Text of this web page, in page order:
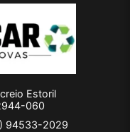
Estoril
060
94533-2029